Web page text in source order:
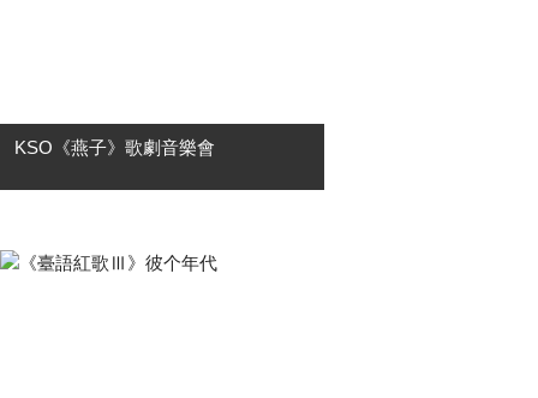
KSO《燕子》歌劇音樂會
子La Rondine 「如果不曾為愛瘋狂，
那就不算真正活過。」 故事講述交